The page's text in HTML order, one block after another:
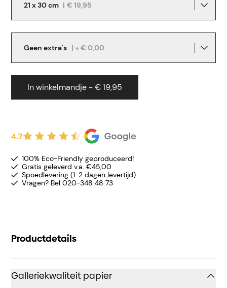
21 x 30 cm | € 19,95
Geen extra's | + € 0,00
In winkelmandje - € 19,95
4.7
100% Eco-Friendly geproduceerd!
Gratis geleverd v.a. €45,00
Spoedlevering (1-2 dagen levertijd)
Vragen? Bel 020-348 48 73
Productdetails
Galleriekwaliteit papier